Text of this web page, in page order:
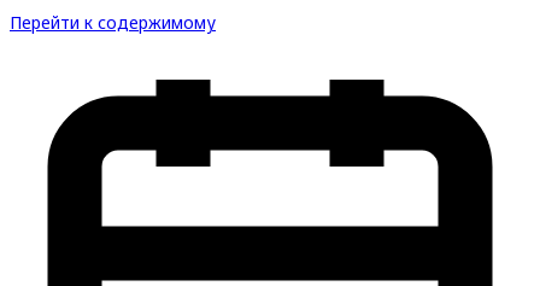
Перейти к содержимому